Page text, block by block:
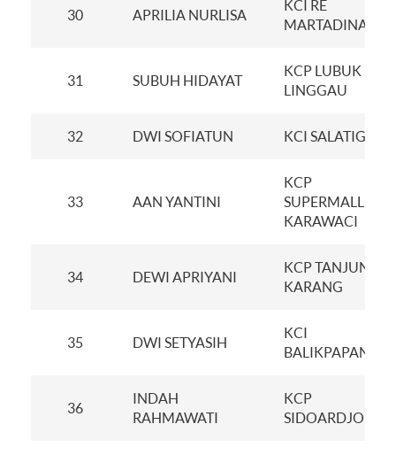
30 APRILIA NURLISA
KCI RE
MARTADINATA
31 SUBUH HIDAYAT
KCP LUBUK
LINGGAU
32 DWI SOFIATUN KCI SALATIGA
33 AAN YANTINI
KCP
SUPERMALL
KARAWACI
34 DEWI APRIYANI
KCP TANJUNG
KARANG
35 DWI SETYASIH
KCI
BALIKPAPAN
36
INDAH
RAHMAWATI
KCP
SIDOARDJO